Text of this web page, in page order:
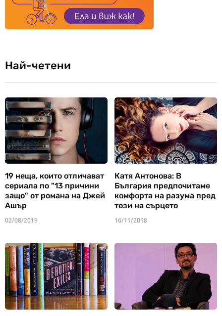
Най-четени
19 неща, които отличават
сериала по "13 причини
защо" от романа на Джей
Ашър
02/08/2019
Катя Антонова: В
България предпочитаме
комфорта на разума пред
този на сърцето
16/11/2018